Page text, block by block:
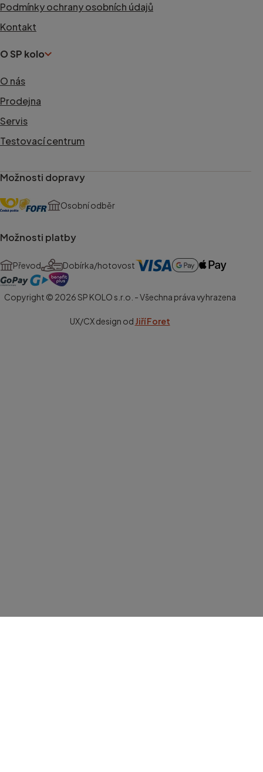
Podmínky ochrany osobních údajů
Kontakt
O SP kolo
O nás
Prodejna
Servis
Testovací centrum
Možnosti dopravy
Osobní odběr
Možnosti platby
Převod Dobírka/hotovost
Copyright © 2026 SP KOLO s.r.o. - Všechna práva vyhrazena
UX/CX design od Jiří Foret